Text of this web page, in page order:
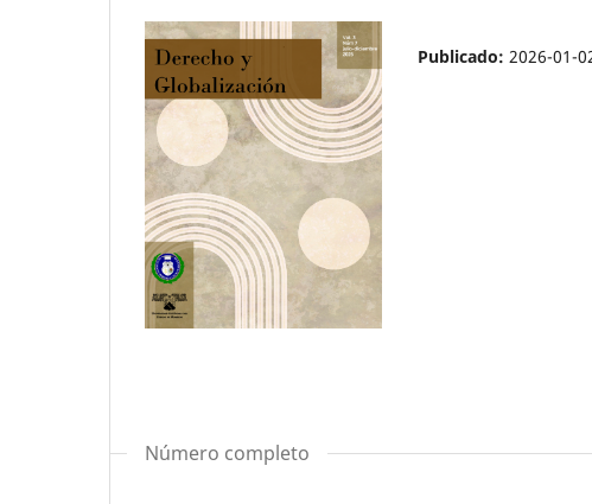
Publicado: 2026-01-
Número completo